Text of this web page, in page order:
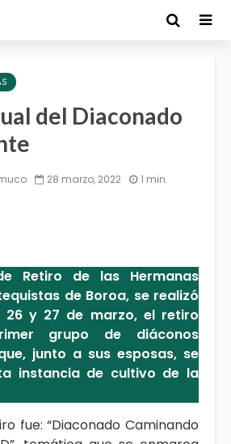
del Diaconado
28 marzo, 2022 1 min.
Retiro de las Hermanas
de Boroa, se realizó
y 27 de marzo, el retiro
grupo de diáconos
junto a sus esposas, se
instancia de cultivo de la
fue: “Diaconado Caminando